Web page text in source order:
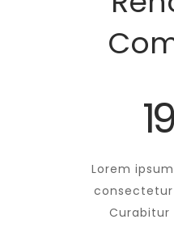
Lorem
consectetur